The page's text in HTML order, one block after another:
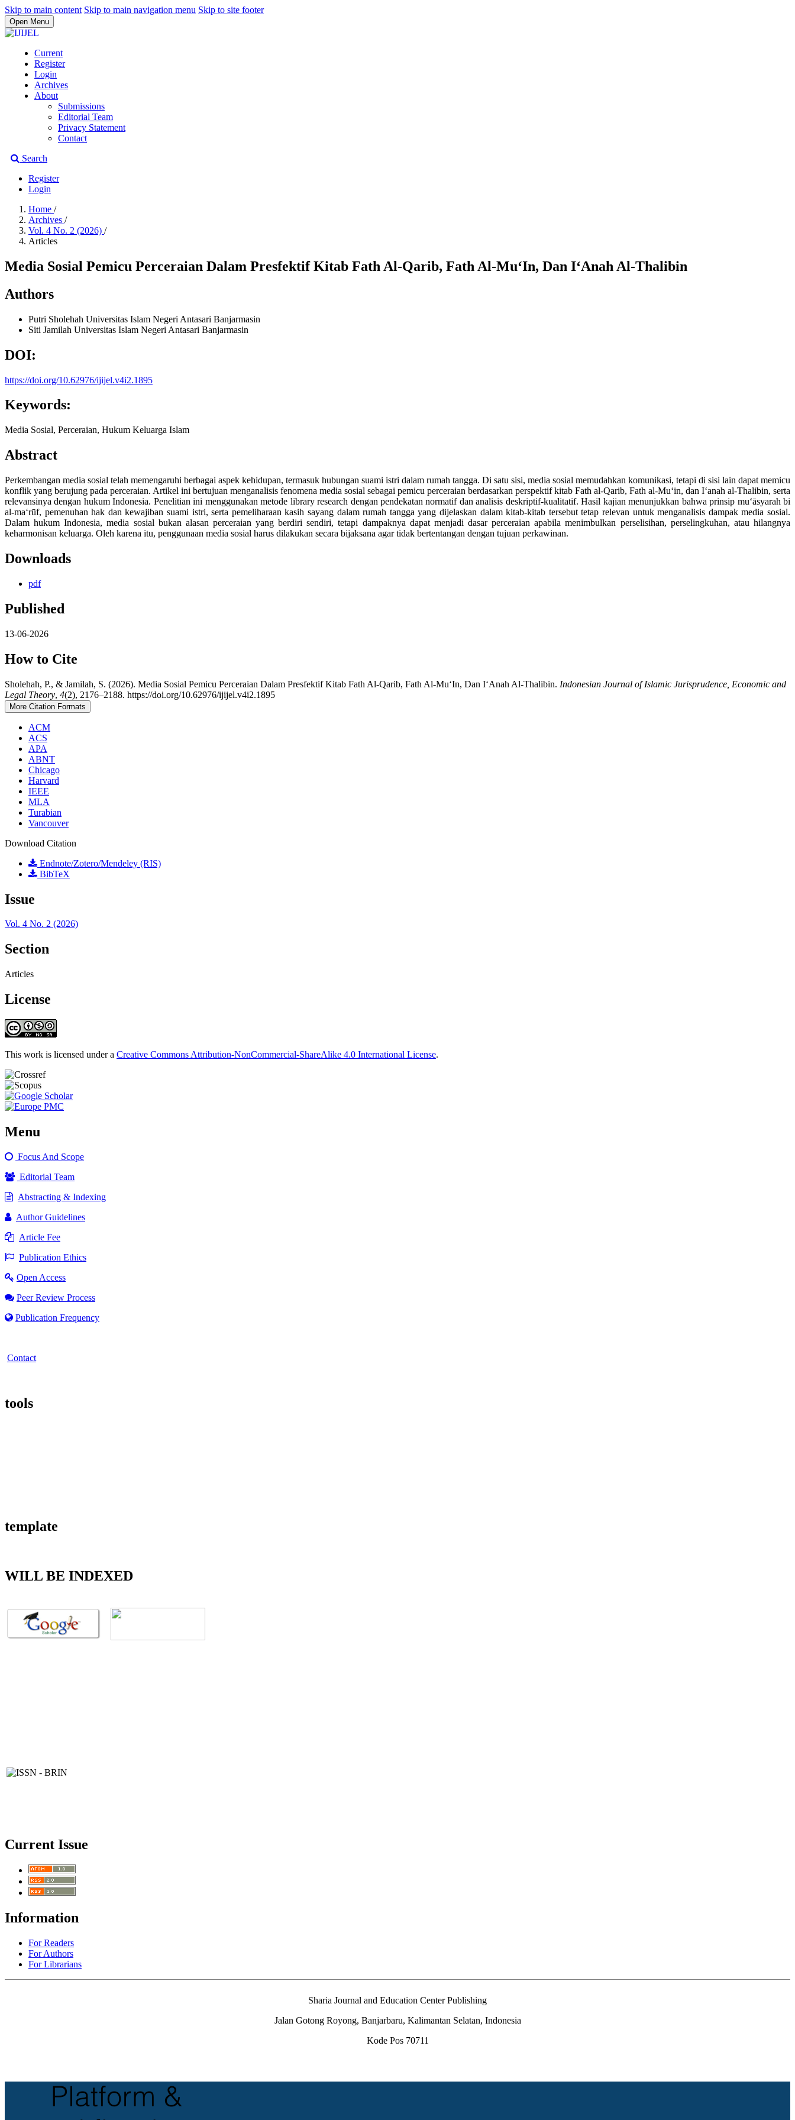
Skip to main content Skip to main navigation menu Skip to site footer
Open Menu
Current
Register
Login
Archives
About
Submissions
Editorial Team
Privacy Statement
Contact
Search
Register
Login
Home /
Archives /
Vol. 4 No. 2 (2026) /
Articles
Media Sosial Pemicu Perceraian Dalam Presfektif Kitab Fath Al-Qarib, Fath Al-Mu‘In, Dan I‘Anah Al-Thalibin
Authors
Putri Sholehah Universitas Islam Negeri Antasari Banjarmasin
Siti Jamilah Universitas Islam Negeri Antasari Banjarmasin
DOI:
https://doi.org/10.62976/ijijel.v4i2.1895
Keywords:
Media Sosial, Perceraian, Hukum Keluarga Islam
Abstract
Perkembangan media sosial telah memengaruhi berbagai aspek kehidupan, termasuk hubungan suami istri dalam rumah tangga. Di satu sisi, media sosial memudahkan komunikasi, tetapi di sisi lain dapat memicu
konflik yang berujung pada perceraian. Artikel ini bertujuan menganalisis fenomena media sosial sebagai pemicu perceraian berdasarkan perspektif kitab Fath al-Qarib, Fath al-Mu‘in, dan I‘anah al-Thalibin, serta
relevansinya dengan hukum Indonesia. Penelitian ini menggunakan metode library research dengan pendekatan normatif dan analisis deskriptif-kualitatif. Hasil kajian menunjukkan bahwa prinsip mu‘āsyarah bi
al-ma‘rūf, pemenuhan hak dan kewajiban suami istri, serta pemeliharaan kasih sayang dalam rumah tangga yang dijelaskan dalam kitab-kitab tersebut tetap relevan untuk menganalisis dampak media sosial.
Dalam hukum Indonesia, media sosial bukan alasan perceraian yang berdiri sendiri, tetapi dampaknya dapat menjadi dasar perceraian apabila menimbulkan perselisihan, perselingkuhan, atau hilangnya
keharmonisan keluarga. Oleh karena itu, penggunaan media sosial harus dilakukan secara bijaksana agar tidak bertentangan dengan tujuan perkawinan.
Downloads
pdf
Published
13-06-2026
How to Cite
Sholehah, P., & Jamilah, S. (2026). Media Sosial Pemicu Perceraian Dalam Presfektif Kitab Fath Al-Qarib, Fath Al-Mu‘In, Dan I‘Anah Al-Thalibin. Indonesian Journal of Islamic Jurisprudence, Economic and
Legal Theory, 4(2), 2176–2188. https://doi.org/10.62976/ijijel.v4i2.1895
More Citation Formats
ACM
ACS
APA
ABNT
Chicago
Harvard
IEEE
MLA
Turabian
Vancouver
Download Citation
Endnote/Zotero/Mendeley (RIS)
BibTeX
Issue
Vol. 4 No. 2 (2026)
Section
Articles
License
This work is licensed under a Creative Commons Attribution-NonCommercial-ShareAlike 4.0 International License.
Menu
Focus And Scope
Editorial Team
Abstracting & Indexing
Author Guidelines
Article Fee
Publication Ethics
Open Access
Peer Review Process
Publication Frequency
Contact
tools
template
WILL BE INDEXED
Current Issue
Information
For Readers
For Authors
For Librarians
Sharia Journal and Education Center Publishing
Jalan Gotong Royong, Banjarbaru, Kalimantan Selatan, Indonesia
Kode Pos 70711